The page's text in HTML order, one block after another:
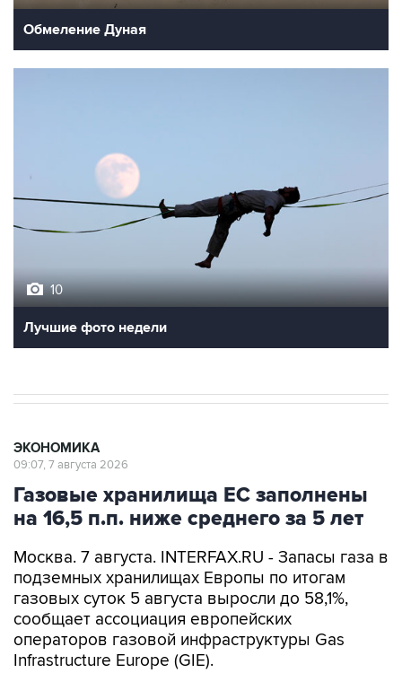
Обмеление Дуная
10
Лучшие фото недели
ЭКОНОМИКА
09:07, 7 августа 2026
Газовые хранилища ЕС заполнены
на 16,5 п.п. ниже среднего за 5 лет
Москва. 7 августа. INTERFAX.RU - Запасы газа в
подземных хранилищах Европы по итогам
газовых суток 5 августа выросли до 58,1%,
сообщает ассоциация европейских
операторов газовой инфраструктуры Gas
Infrastructure Europe (GIE).